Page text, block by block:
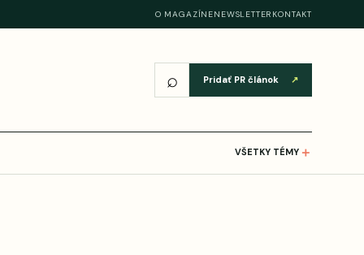
O MAGAZÍNENEWSLETTER KONTAKT
⌕ Pridať PR článok ↗
VŠETKY TÉMY ＋